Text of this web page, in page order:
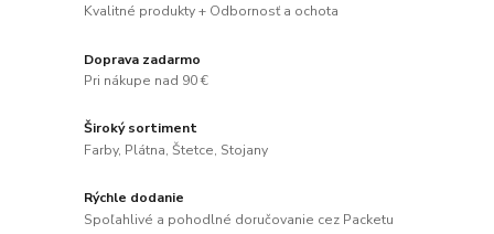
Kvalitné produkty + Odbornosť a ochota
Doprava zadarmo
Pri nákupe nad 90 €
Široký sortiment
Farby, Plátna, Štetce, Stojany
Rýchle dodanie
Spoľahlivé a pohodlné doručovanie cez Packetu